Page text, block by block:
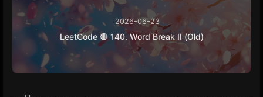
2026-06-23
LeetCode 🔴 140. Word Break II (Old)